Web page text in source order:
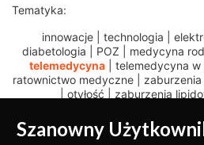
Szanowny
Tematyka:
innowacje
technologia
diabetologia
POZ medycyna
telemedycyna
telemedycyna
ratownictwo medyczne
otyłość zaburzenia